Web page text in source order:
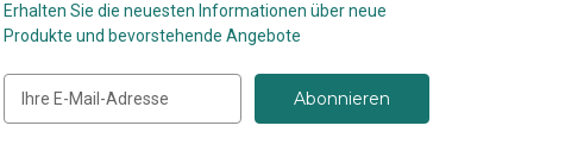
Erhalten Sie die neuesten Informationen über neue
Produkte und bevorstehende Angebote